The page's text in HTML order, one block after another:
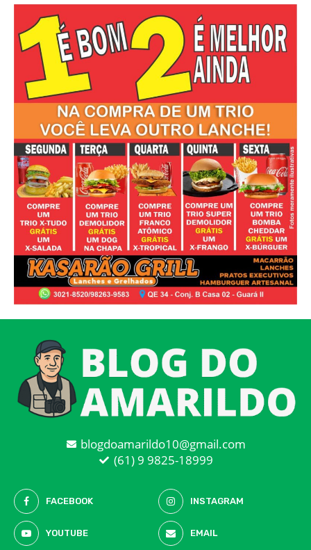
blogdoamarildo10@gmail.com
(61) 9 9825-18999
FACEBOOK INSTAGRAM
YOUTUBE EMAIL